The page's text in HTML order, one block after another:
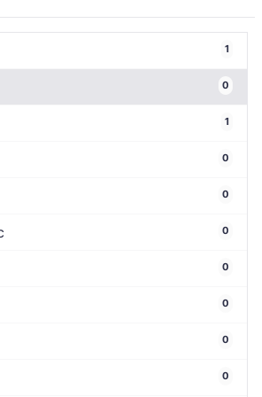
1
0
1
0
0
0
0
0
0
0